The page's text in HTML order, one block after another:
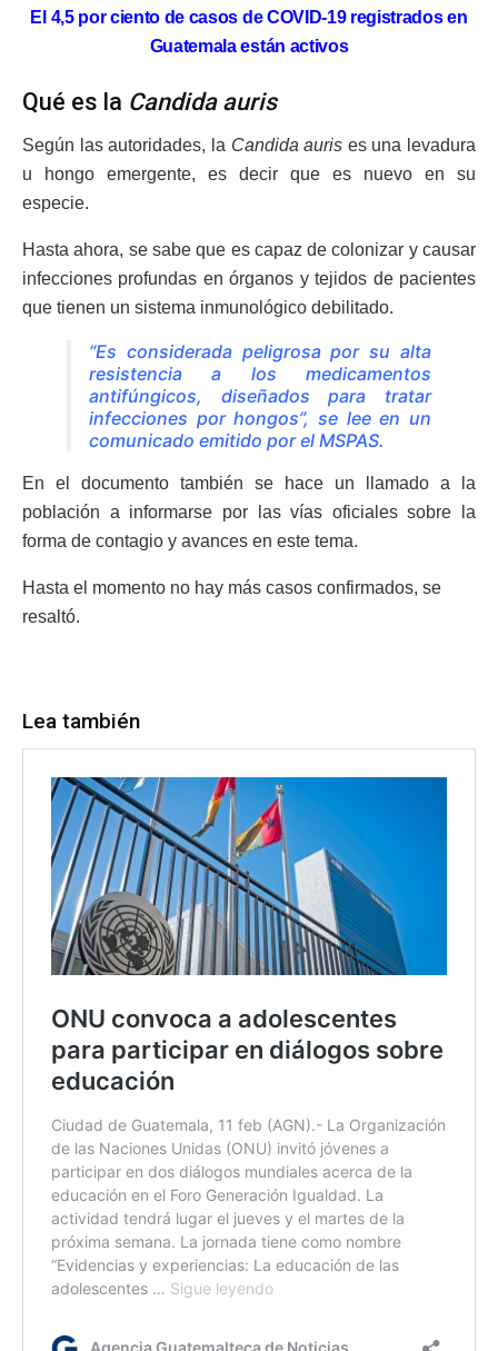
El 4,5 por ciento de casos de COVID-19 registrados en
Guatemala están activos
Qué es la Candida auris
Según las autoridades, la Candida auris es una levadura
u hongo emergente, es decir que es nuevo en su
especie.
Hasta ahora, se sabe que es capaz de colonizar y causar
infecciones profundas en órganos y tejidos de pacientes
que tienen un sistema inmunológico debilitado.
“Es considerada peligrosa por su alta
resistencia a los medicamentos
antifúngicos, diseñados para tratar
infecciones por hongos”, se lee en un
comunicado emitido por el MSPAS.
En el documento también se hace un llamado a la
población a informarse por las vías oficiales sobre la
forma de contagio y avances en este tema.
Hasta el momento no hay más casos confirmados, se
resaltó.
Lea también